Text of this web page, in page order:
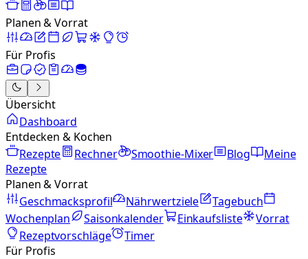
Planen & Vorrat
Für Profis
Übersicht
Dashboard
Entdecken & Kochen
Rezepte
Rechner Smoothie-Mixer Blog
Meine
Rezepte
Planen & Vorrat
Geschmacksprofil
Nährwertziele
Tagebuch
Wochenplan
Saisonkalender Einkaufsliste
Vorrat
Rezeptvorschläge
Timer
Für Profis